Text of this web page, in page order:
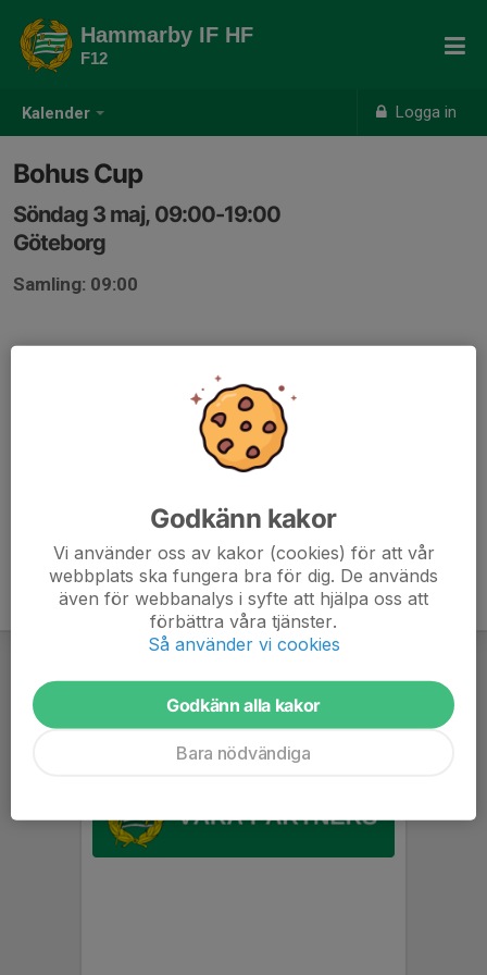
Kalender Logga in
Hammarby IF HF
F12
Bohus Cup
Söndag 3 maj, 09:00-19:00
Göteborg
Samling: 09:00
Godkänn kakor
Vi använder oss av kakor (cookies) för att vår
webbplats ska fungera bra för dig. De används
även för webbanalys i syfte att hjälpa oss att
förbättra våra tjänster.
Så använder vi cookies
Godkänn alla kakor
Bara nödvändiga